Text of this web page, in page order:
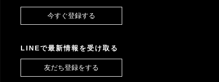
今すぐ登録する
LINEで最新情報を受け取る
友だち登録をする